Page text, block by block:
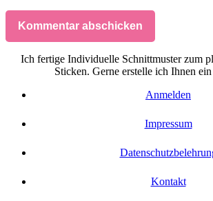
Kommentar abschicken
Ich fertige Individuelle Schnittmuster zum
Sticken. Gerne erstelle ich Ihnen
Anmelden
Impressum
Kontakt